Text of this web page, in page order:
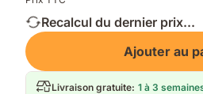
Recalcul du dernier prix...
Ajouter au
Livraison gratuite: 1 à 3